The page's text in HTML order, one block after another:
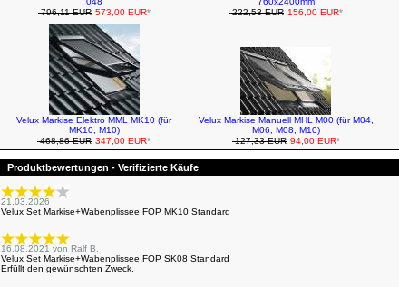
796,11 EUR 573,00 EUR*
222,53 EUR 156,00 EUR*
Velux Markise Elektro MML MK10 (für
MK10, M10)
468,86 EUR 347,00 EUR*
Velux Markise Manuell MHL M00 (für M04,
M06, M08, M10)
127,33 EUR 94,00 EUR*
Produktbewertungen - Verifizierte Käufe
21.03.2026
Velux Set Markise+Wabenplissee FOP MK10 Standard
16.08.2021 von Ralf B.
Velux Set Markise+Wabenplissee FOP SK08 Standard
Erfüllt den gewünschten Zweck.